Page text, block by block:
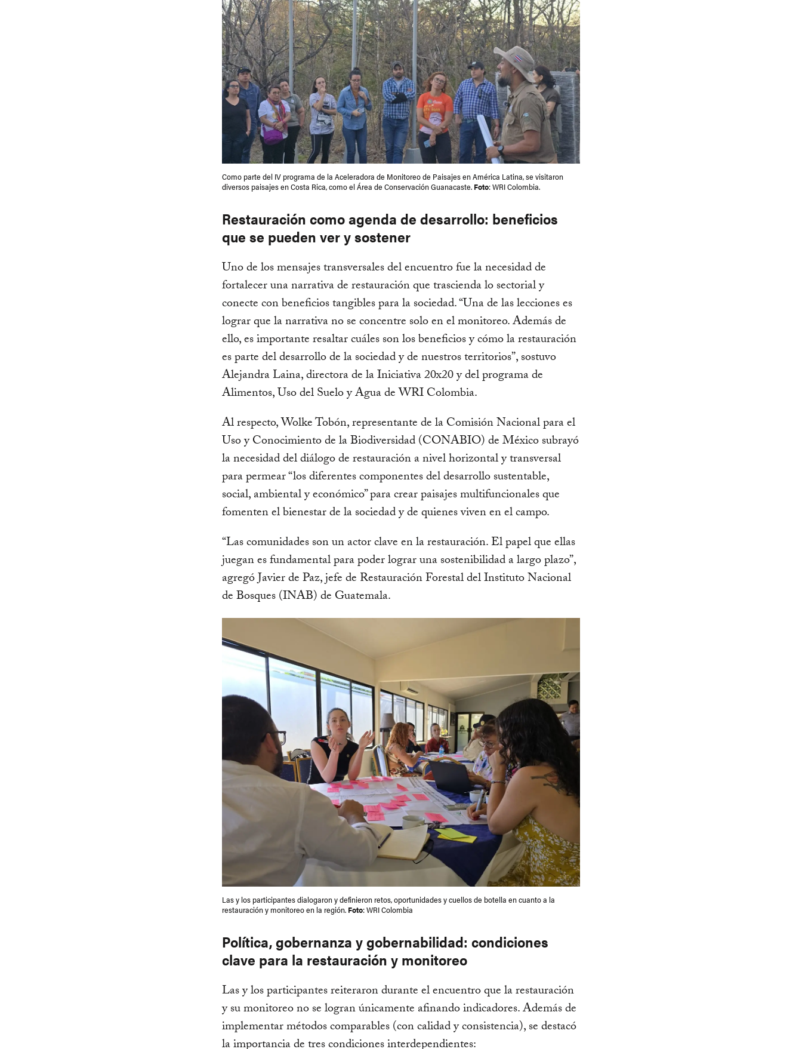
Como parte del IV programa de la Aceleradora de Monitoreo de Paisajes en América Latina, se visitaron
diversos paisajes en Costa Rica, como el Área de Conservación Guanacaste. Foto: WRI Colombia.
Restauración como agenda de desarrollo: beneficios
que se pueden ver y sostener
Uno de los mensajes transversales del encuentro fue la necesidad de
fortalecer una narrativa de restauración que trascienda lo sectorial y
conecte con beneficios tangibles para la sociedad. “Una de las lecciones es
lograr que la narrativa no se concentre solo en el monitoreo. Además de
ello, es importante resaltar cuáles son los beneficios y cómo la restauración
es parte del desarrollo de la sociedad y de nuestros territorios”, sostuvo
Alejandra Laina, directora de la Iniciativa 20x20 y del programa de
Alimentos, Uso del Suelo y Agua de WRI Colombia.
Al respecto, Wolke Tobón, representante de la Comisión Nacional para el
Uso y Conocimiento de la Biodiversidad (CONABIO) de México subrayó
la necesidad del diálogo de restauración a nivel horizontal y transversal
para permear “los diferentes componentes del desarrollo sustentable,
social, ambiental y económico” para crear paisajes multifuncionales que
fomenten el bienestar de la sociedad y de quienes viven en el campo.
“Las comunidades son un actor clave en la restauración. El papel que ellas
juegan es fundamental para poder lograr una sostenibilidad a largo plazo”,
agregó Javier de Paz, jefe de Restauración Forestal del Instituto Nacional
de Bosques (INAB) de Guatemala.
Las y los participantes dialogaron y definieron retos, oportunidades y cuellos de botella en cuanto a la
restauración y monitoreo en la región. Foto: WRI Colombia
Política, gobernanza y gobernabilidad: condiciones
clave para la restauración y monitoreo
Las y los participantes reiteraron durante el encuentro que la restauración
y su monitoreo no se logran únicamente afinando indicadores. Además de
implementar métodos comparables (con calidad y consistencia), se destacó